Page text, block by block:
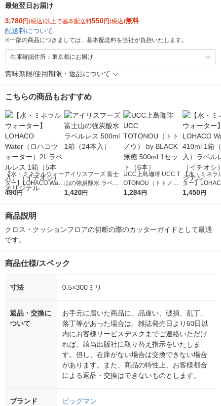
最短翌日お届け
3,780円(税込)以上で基本配送料550円(税込)無料
配送料について
※一部の商品につきましては、基本配送料を当社が負担いたします。
在庫確認住所：東京都にお届け
賞味期限/使用期限・返品について
こちらの商品もおすすめ
【水・ミネラルウォー
ター】LOHACO Wate
r（ロハコウォータ
シ） オリジナル
490円
アイリスフーズ 富士
山の強炭酸水 ラベル
レス 500ml 1箱（24
1,420円
UCC上島珈琲 UCC T
OTONOU（トトノ
ウ） by BLACK無糖 5
1,284円
【水・ミネラ
ター】
r 410ml 1箱（
1,450円
商品説明
クロス・クッションフロアの切断の際のカッターガイドとして最適
です。
商品仕様/スペック
寸法 0.5×300ミリ
返品・交換に
ついて
お手元に届いた商品に、品違い、破損、乱丁、
落丁等があった場合は、雑誌発売日より60日以
内にお客様サービスデスクまでご連絡いただけ
れば、該当出版社に取り替え指示をいたしま
す。但し、在庫がない場合は交換できない場合
があります。また、商品の特性上、お客様都合
による返品・交換はできないものとします。
ブランド ビッグマン